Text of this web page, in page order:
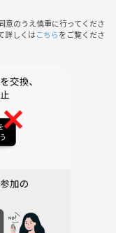
す★
意のうえ慎重に行ってくださ
詳しくはこちらをご覧くださ